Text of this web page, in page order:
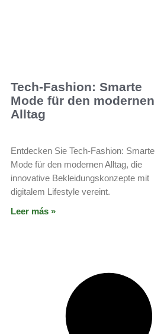
Tech-Fashion: Smarte
Mode für den modernen
Alltag
Entdecken Sie Tech-Fashion: Smarte
Mode für den modernen Alltag, die
innovative Bekleidungskonzepte mit
digitalem Lifestyle vereint.
Leer más »